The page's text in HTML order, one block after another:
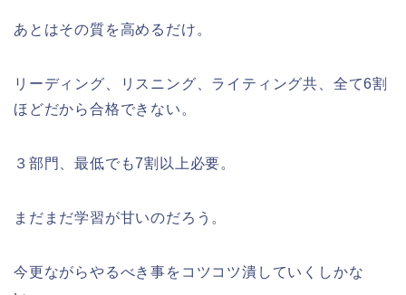
あとはその質を高めるだけ。
リーディング、リスニング、ライティング共、全て6割
ほどだから合格できない。
３部門、最低でも7割以上必要。
まだまだ学習が甘いのだろう。
今更ながらやるべき事をコツコツ潰していくしかな